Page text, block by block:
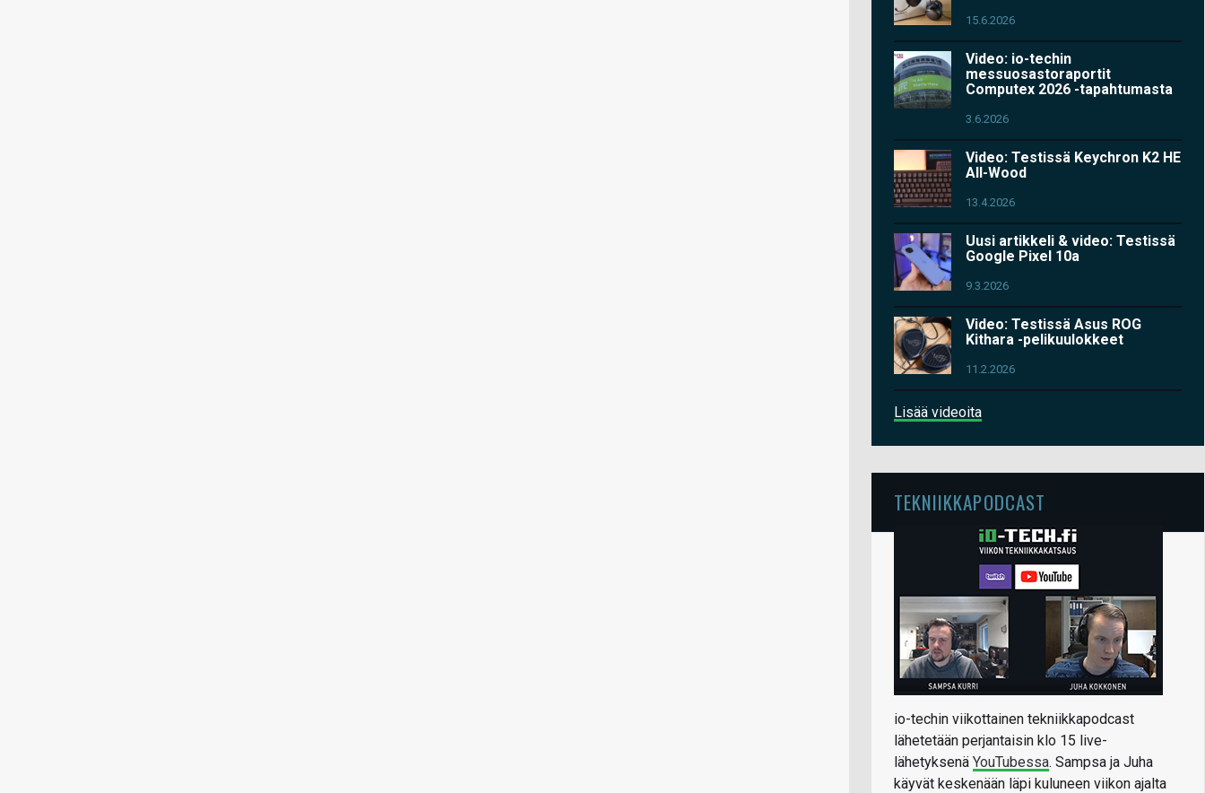
15.6.2026
Video: io-techin
messuosastoraportit
Computex 2026 -tapahtumasta
3.6.2026
Video: Testissä Keychron K2 HE
All-Wood
13.4.2026
Uusi artikkeli & video: Testissä
Google Pixel 10a
9.3.2026
Video: Testissä Asus ROG
Kithara -pelikuulokkeet
11.2.2026
Lisää videoita
TEKNIIKKAPODCAST
io-techin viikottainen tekniikkapodcast
lähetetään perjantaisin klo 15 live-
lähetyksenä YouTubessa. Sampsa ja Juha
käyvät keskenään läpi kuluneen viikon ajalta